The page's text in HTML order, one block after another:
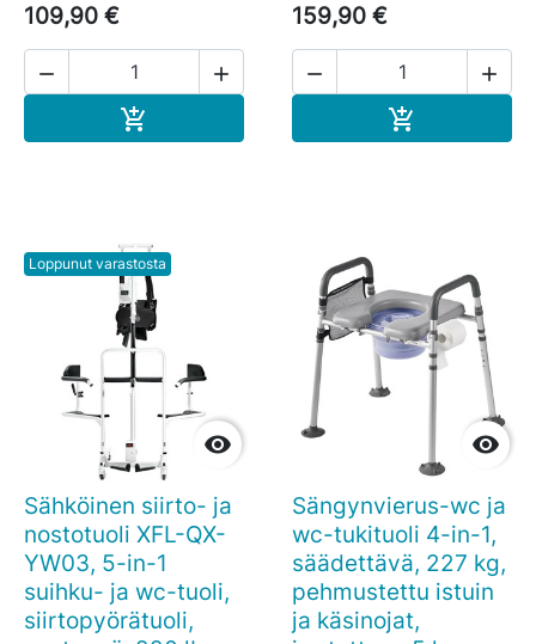
109,90 €
 

159,90 €
 

Loppunut varastosta

Sähköinen siirto- ja
nostotuoli XFL-QX-
YW03, 5-in-1
suihku- ja wc-tuoli,
siirtopyörätuoli,

Sängynvierus-wc ja
wc-tukituoli 4-in-1,
säädettävä, 227 kg,
pehmustettu istuin
ja käsinojat,